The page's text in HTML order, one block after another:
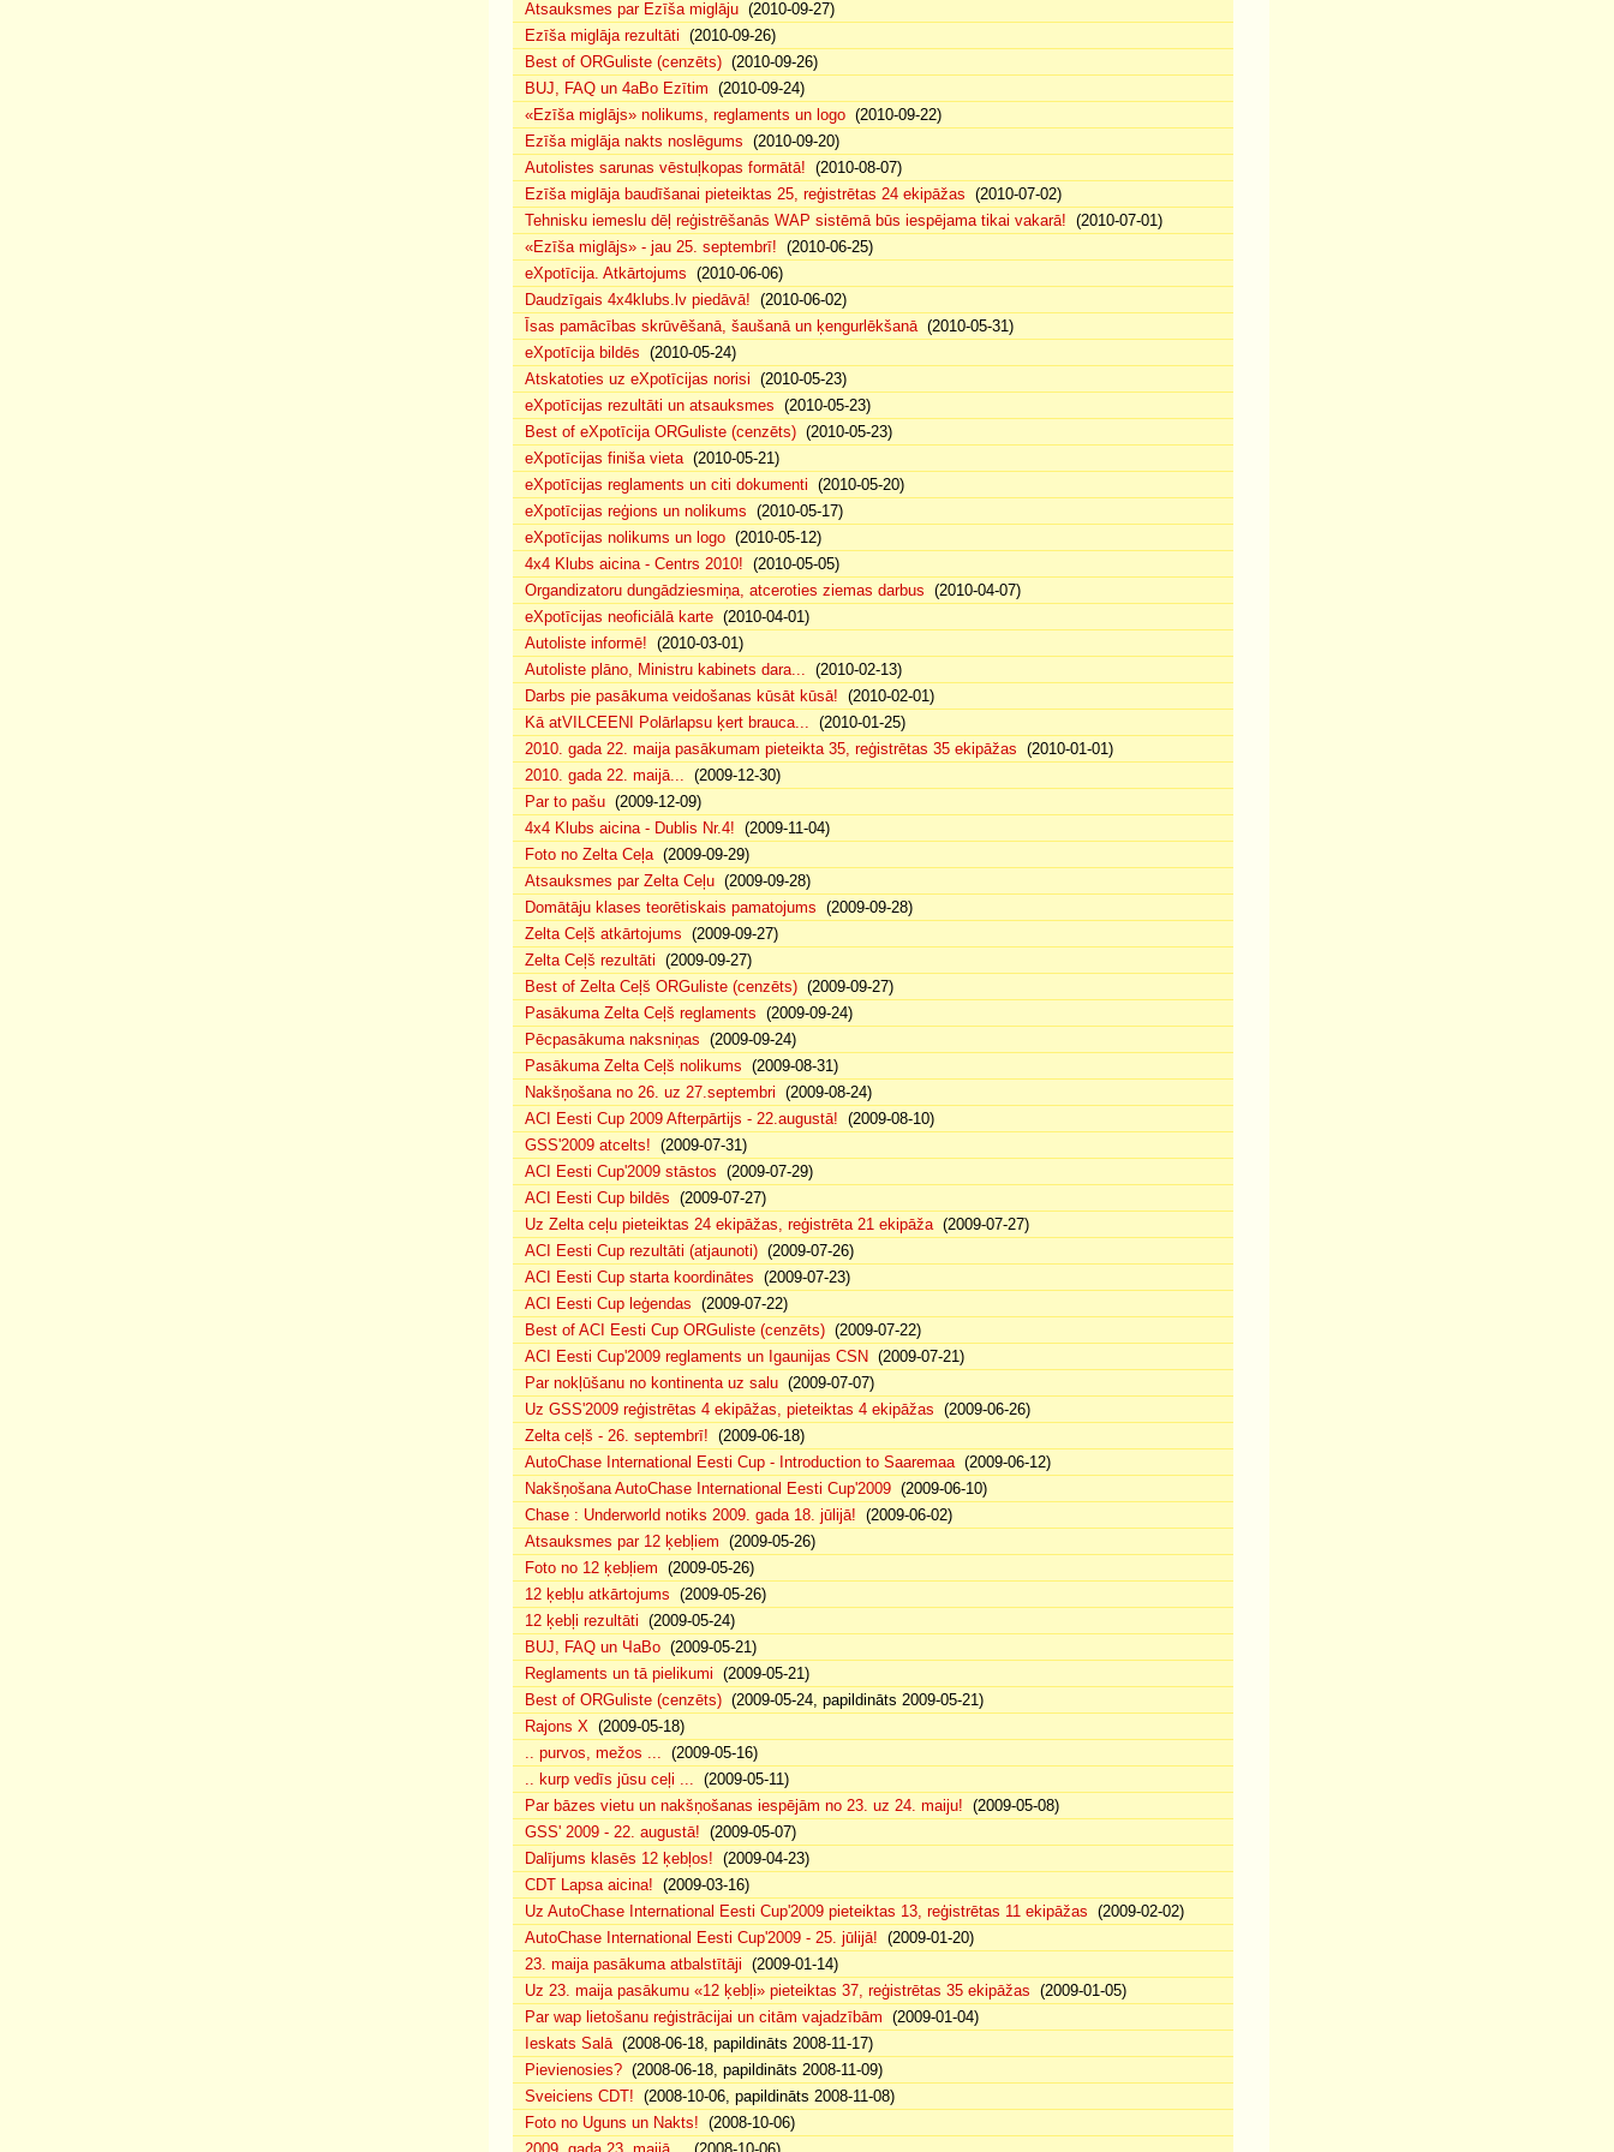
Atsauksmes par Ezīša miglāju (2010-09-27)
Ezīša miglāja rezultāti (2010-09-26)
Best of ORGuliste (cenzēts) (2010-09-26)
BUJ, FAQ un 4aBo Ezītim (2010-09-24)
«Ezīša miglājs» nolikums, reglaments un logo (2010-09-22)
Ezīša miglāja nakts noslēgums (2010-09-20)
Autolistes sarunas vēstuļkopas formātā! (2010-08-07)
Ezīša miglāja baudīšanai pieteiktas 25, reģistrētas 24 ekipāžas (2010-07-02)
Tehnisku iemeslu dēļ reģistrēšanās WAP sistēmā būs iespējama tikai vakarā! (2010-07-01)
«Ezīša miglājs» - jau 25. septembrī! (2010-06-25)
eXpotīcija. Atkārtojums (2010-06-06)
Daudzīgais 4x4klubs.lv piedāvā! (2010-06-02)
Īsas pamācības skrūvēšanā, šaušanā un ķengurlēkšanā(2010-05-31)
eXpotīcija bildēs (2010-05-24)
Atskatoties uz eXpotīcijas norisi (2010-05-23)
eXpotīcijas rezultāti un atsauksmes (2010-05-23)
Best of eXpotīcija ORGuliste (cenzēts) (2010-05-23)
eXpotīcijas finiša vieta(2010-05-21)
eXpotīcijas reglaments un citi dokumenti (2010-05-20)
eXpotīcijas reģions un nolikums (2010-05-17)
eXpotīcijas nolikums un logo (2010-05-12)
4x4 Klubs aicina - Centrs 2010! (2010-05-05)
Organdizatoru dungādziesmiņa, atceroties ziemas darbus (2010-04-07)
eXpotīcijas neoficiālā karte (2010-04-01)
Autoliste informē! (2010-03-01)
Autoliste plāno, Ministru kabinets dara... (2010-02-13)
Darbs pie pasākuma veidošanas kūsāt kūsā! (2010-02-01)
Kā atVILCEENI Polārlapsu ķert brauca... (2010-01-25)
2010. gada 22. maija pasākumam pieteikta 35, reģistrētas 35 ekipāžas (2010-01-01)
2010. gada 22. maijā... (2009-12-30)
Par to pašu (2009-12-09)
4x4 Klubs aicina - Dublis Nr.4! (2009-11-04)
Foto no Zelta Ceļa(2009-09-29)
Atsauksmes par Zelta Ceļu (2009-09-28)
Domātāju klases teorētiskais pamatojums (2009-09-28)
Zelta Ceļš atkārtojums (2009-09-27)
Zelta Ceļš rezultāti (2009-09-27)
Best of Zelta Ceļš ORGuliste (cenzēts) (2009-09-27)
Pasākuma Zelta Ceļš reglaments (2009-09-24)
Pēcpasākuma naksniņas (2009-09-24)
Pasākuma Zelta Ceļš nolikums (2009-08-31)
Nakšņošana no 26. uz 27.septembri (2009-08-24)
ACI Eesti Cup 2009 Afterpārtijs - 22.augustā! (2009-08-10)
GSS'2009 atcelts! (2009-07-31)
ACI Eesti Cup'2009 stāstos (2009-07-29)
ACI Eesti Cup bildēs (2009-07-27)
Uz Zelta ceļu pieteiktas 24 ekipāžas, reģistrēta 21 ekipāža(2009-07-27)
ACI Eesti Cup rezultāti (atjaunoti) (2009-07-26)
ACI Eesti Cup starta koordinātes (2009-07-23)
ACI Eesti Cup leģendas (2009-07-22)
Best of ACI Eesti Cup ORGuliste (cenzēts) (2009-07-22)
ACI Eesti Cup'2009 reglaments un Igaunijas CSN (2009-07-21)
Par nokļūšanu no kontinenta uz salu (2009-07-07)
Uz GSS'2009 reģistrētas 4 ekipāžas, pieteiktas 4 ekipāžas (2009-06-26)
Zelta ceļš - 26. septembrī! (2009-06-18)
AutoChase International Eesti Cup - Introduction to Saaremaa(2009-06-12)
Nakšņošana AutoChase International Eesti Cup'2009 (2009-06-10)
Chase : Underworld notiks 2009. gada 18. jūlijā! (2009-06-02)
Atsauksmes par 12 ķebļiem (2009-05-26)
Foto no 12 ķebļiem (2009-05-26)
12 ķebļu atkārtojums (2009-05-26)
12 ķebļi rezultāti (2009-05-24)
BUJ, FAQ un ЧаВо (2009-05-21)
Reglaments un tā pielikumi (2009-05-21)
Best of ORGuliste (cenzēts) (2009-05-24, papildināts 2009-05-21)
Rajons X (2009-05-18)
.. purvos, mežos ... (2009-05-16)
.. kurp vedīs jūsu ceļi ... (2009-05-11)
Par bāzes vietu un nakšņošanas iespējām no 23. uz 24. maiju! (2009-05-08)
GSS' 2009 - 22. augustā! (2009-05-07)
Dalījums klasēs 12 ķebļos! (2009-04-23)
CDT Lapsa aicina! (2009-03-16)
Uz AutoChase International Eesti Cup'2009 pieteiktas 13, reģistrētas 11 ekipāžas (2009-02-02)
AutoChase International Eesti Cup'2009 - 25. jūlijā! (2009-01-20)
23. maija pasākuma atbalstītāji (2009-01-14)
Uz 23. maija pasākumu «12 ķebļi» pieteiktas 37, reģistrētas 35 ekipāžas (2009-01-05)
Par wap lietošanu reģistrācijai un citām vajadzībām (2009-01-04)
Ieskats Salā(2008-06-18, papildināts 2008-11-17)
Pievienosies? (2008-06-18, papildināts 2008-11-09)
Sveiciens CDT! (2008-10-06, papildināts 2008-11-08)
Foto no Uguns un Nakts! (2008-10-06)